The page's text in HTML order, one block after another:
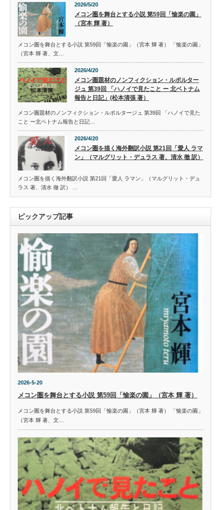
2026/5/20
メコン圏を舞台とする小説 第59回「愉楽の園」
（宮本 輝 著）
メコン圏を舞台とする小説 第59回「愉楽の園」（宮本 輝 著） 「愉楽の園」
（宮本 輝 著、文…
2026/4/20
メコン圏題材のノンフィクション・ルポルター
ジュ 第39回 「ハノイで見たこと ー 北ベトナム
報告と日記」(松本清張 著）
メコン圏題材のノンフィクション・ルポルタージュ 第39回 「ハノイで見た
こと ー北ベトナム報告と日記…
2026/4/20
メコン圏を描く海外翻訳小説 第21回「愛人 ラマ
ン」（マルグリット・デュラス 著、清水 徹 訳）
メコン圏を描く海外翻訳小説 第21回「愛人 ラマン」（マルグリット・デュ
ラス 著、清水 徹 訳） …
ピックアップ記事
2026-5-20
メコン圏を舞台とする小説 第59回「愉楽の園」（宮本 輝 著）
メコン圏を舞台とする小説 第59回「愉楽の園」（宮本 輝 著） 「愉楽の園」
（宮本 輝 著、文…